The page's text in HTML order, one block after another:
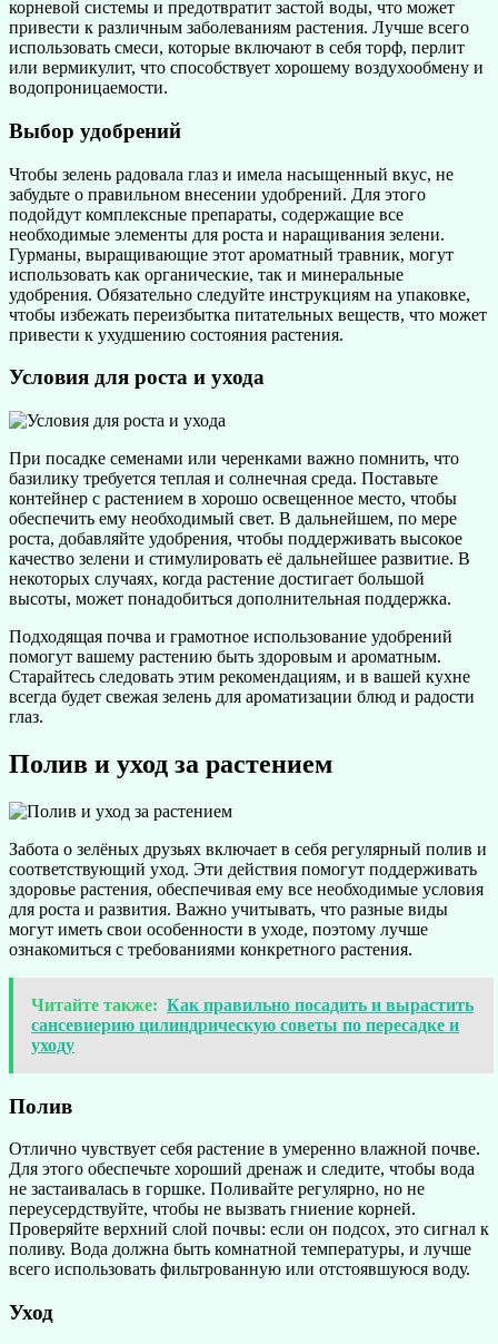
корневой системы и предотвратит застой воды, что может
привести к различным заболеваниям растения. Лучше всего
использовать смеси, которые включают в себя торф, перлит
или вермикулит, что способствует хорошему воздухообмену и
водопроницаемости.
Выбор удобрений
Чтобы зелень радовала глаз и имела насыщенный вкус, не
забудьте о правильном внесении удобрений. Для этого
подойдут комплексные препараты, содержащие все
необходимые элементы для роста и наращивания зелени.
Гурманы, выращивающие этот ароматный травник, могут
использовать как органические, так и минеральные
удобрения. Обязательно следуйте инструкциям на упаковке,
чтобы избежать переизбытка питательных веществ, что может
привести к ухудшению состояния растения.
Условия для роста и ухода
При посадке семенами или черенками важно помнить, что
базилику требуется теплая и солнечная среда. Поставьте
контейнер с растением в хорошо освещенное место, чтобы
обеспечить ему необходимый свет. В дальнейшем, по мере
роста, добавляйте удобрения, чтобы поддерживать высокое
качество зелени и стимулировать её дальнейшее развитие. В
некоторых случаях, когда растение достигает большой
высоты, может понадобиться дополнительная поддержка.
Подходящая почва и грамотное использование удобрений
помогут вашему растению быть здоровым и ароматным.
Старайтесь следовать этим рекомендациям, и в вашей кухне
всегда будет свежая зелень для ароматизации блюд и радости
глаз.
Полив и уход за растением
Забота о зелёных друзьях включает в себя регулярный полив и
соответствующий уход. Эти действия помогут поддерживать
здоровье растения, обеспечивая ему все необходимые условия
для роста и развития. Важно учитывать, что разные виды
могут иметь свои особенности в уходе, поэтому лучше
ознакомиться с требованиями конкретного растения.
Читайте также: Как правильно посадить и вырастить
сансевиерию цилиндрическую советы по пересадке и
уходу
Полив
Отлично чувствует себя растение в умеренно влажной почве.
Для этого обеспечьте хороший дренаж и следите, чтобы вода
не застаивалась в горшке. Поливайте регулярно, но не
переусердствуйте, чтобы не вызвать гниение корней.
Проверяйте верхний слой почвы: если он подсох, это сигнал к
поливу. Вода должна быть комнатной температуры, и лучше
всего использовать фильтрованную или отстоявшуюся воду.
Уход